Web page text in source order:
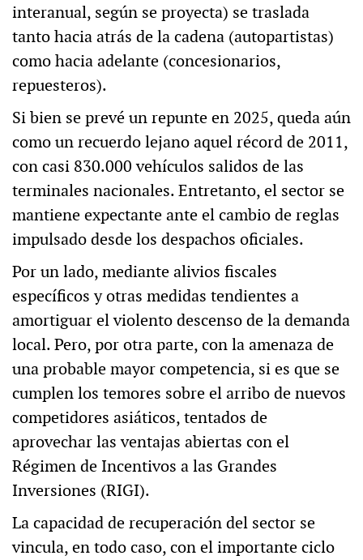
interanual, según se proyecta) se traslada
tanto hacia atrás de la cadena (autopartistas)
como hacia adelante (concesionarios,
repuesteros).
Si bien se prevé un repunte en 2025, queda aún
como un recuerdo lejano aquel récord de 2011,
con casi 830.000 vehículos salidos de las
terminales nacionales. Entretanto, el sector se
mantiene expectante ante el cambio de reglas
impulsado desde los despachos oficiales.
Por un lado, mediante alivios fiscales
específicos y otras medidas tendientes a
amortiguar el violento descenso de la demanda
local. Pero, por otra parte, con la amenaza de
una probable mayor competencia, si es que se
cumplen los temores sobre el arribo de nuevos
competidores asiáticos, tentados de
aprovechar las ventajas abiertas con el
Régimen de Incentivos a las Grandes
Inversiones (RIGI).
La capacidad de recuperación del sector se
vincula, en todo caso, con el importante ciclo